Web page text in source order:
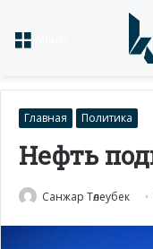
Главная Политика
Нефть
Санжар Төлеубек